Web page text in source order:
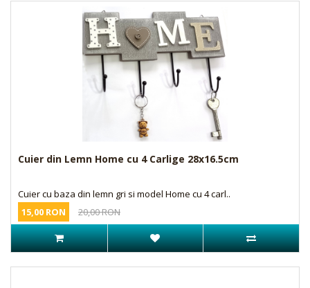
Cuier din Lemn Home cu 4 Carlige 28x16.5cm
Cuier cu baza din lemn gri si model Home cu 4 carl..
15,00 RON
20,00 RON